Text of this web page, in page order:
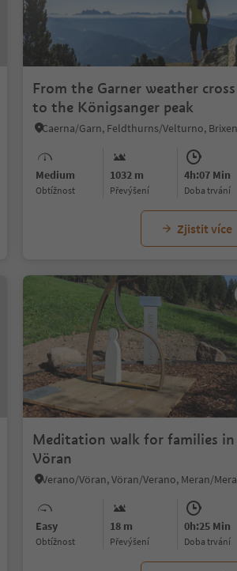
From the Garner weather cross
to the Königsanger peak
Medium
Obtížnost
1032 m
Převýšení
4h:07 Min
doba trvání
Zjistit více
Meditation walk for families in
Vöran
Easy
Obtížnost
18 m
Převýšení
0h:25 Min
doba trvání